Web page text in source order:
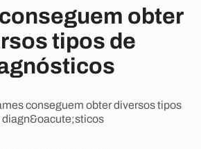
obter
tipos de
conseguem obter diversos tipos
diagn&oacute;sticos